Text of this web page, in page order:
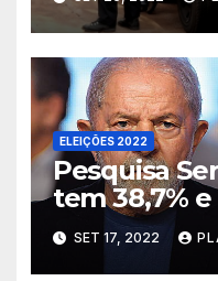
E
ELEIÇÕES 2022
Pesquisa
tem 38,7% e
intenções
SET 17, 2022